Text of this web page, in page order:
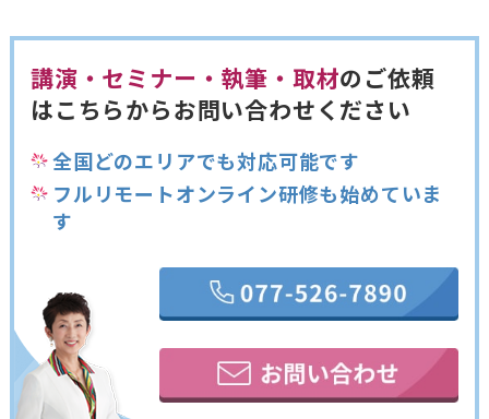
講演・セミナー・執筆・取材のご依頼
はこちらからお問い合わせください
全国どのエリアでも対応可能です
フルリモートオンライン研修も始めていま
す